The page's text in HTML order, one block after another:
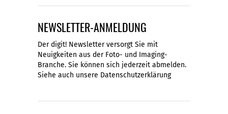
NEWSLETTER-ANMELDUNG
Der digit! Newsletter versorgt Sie mit
Neuigkeiten aus der Foto- und Imaging-
Branche. Sie können sich jederzeit abmelden.
Siehe auch unsere Datenschutzerklärung